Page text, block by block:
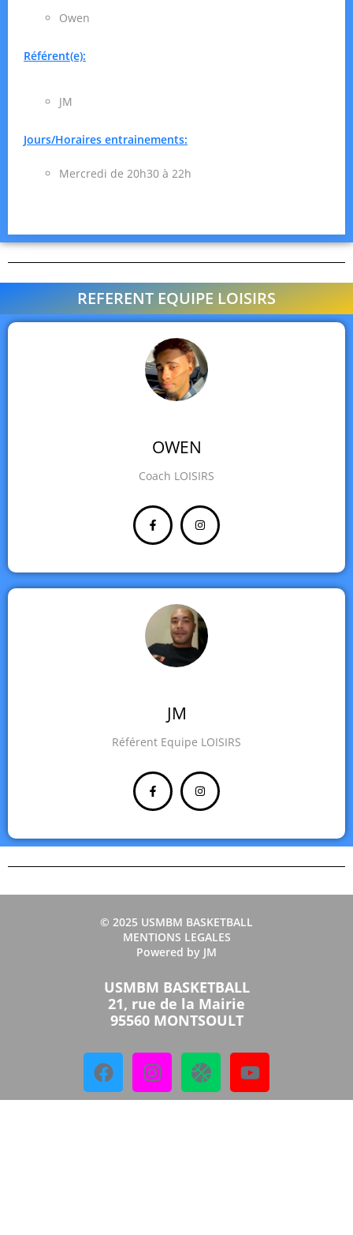
Owen
Référent(e):
JM
Jours/Horaires entrainements:
Mercredi de 20h30 à 22h
REFERENT EQUIPE LOISIRS
OWEN
Coach LOISIRS
JM
Référent Equipe LOISIRS
© 2025 USMBM BASKETBALL
MENTIONS LEGALES
Powered by JM
USMBM BASKETBALL
21, rue de la Mairie
95560 MONTSOULT